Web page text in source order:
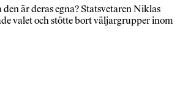
är deras egna? Statsvetaren Niklas
valet och stötte bort väljargrupper inom